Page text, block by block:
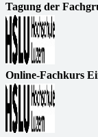
Tagung der
Online-Fachkurs